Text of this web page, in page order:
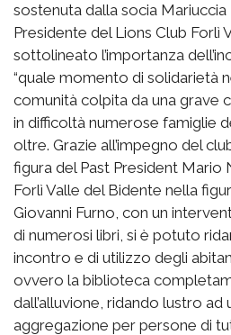
sostenuta dalla socia Mariuccia
Presidente del Lions Club Forlì
sottolineato l’importanza
“quale momento di solidarietà
comunità colpita da una grave
in difficoltà numerose famiglie
oltre. Grazie all’impegno del
figura del Past President Mario
Forlì Valle del Bidente nella
Giovanni Furno, con un
di numerosi libri, si è potuto
incontro e di utilizzo degli
ovvero la biblioteca
dall’alluvione, ridando lustro ad
aggregazione per persone di